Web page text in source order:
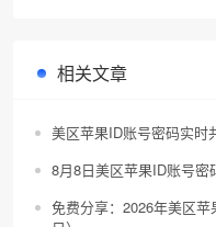
相关文章
美区苹果ID账号密码实时
8月8日美区苹果ID账号
免费分享：2026年美区